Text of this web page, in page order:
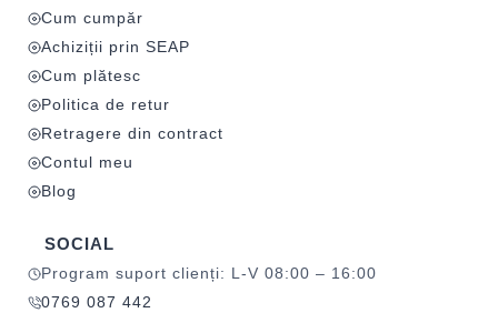
Cum cumpăr
Achiziții prin SEAP
Cum plătesc
Politica de retur
Retragere din contract
Contul meu
Blog
SOCIAL
Program suport clienți: L-V 08:00 – 16:00
0769 087 442